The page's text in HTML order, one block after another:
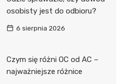
osobisty jest do odbioru?
6 sierpnia 2026
Czym się różni OC od AC –
najważniejsze różnice